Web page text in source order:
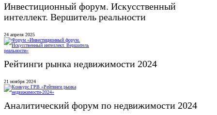
Инвестиционный форум. Искусственный
интеллект. Вершитель реальности
24 апреля 2025
Рейтинги рынка недвижимости 2024
21 ноября 2024
Аналитический форум по недвижимости 2024